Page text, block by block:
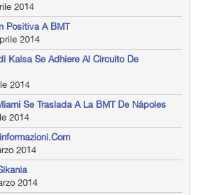
2014
Positiva A BMT
2014
Kalsa Se Adhiere Al Circuito De
2014
Se Traslada A La BMT De Nápoles
2014
2014
2014